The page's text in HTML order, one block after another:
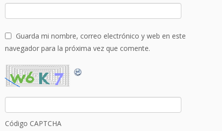
Guarda mi nombre, correo electrónico y web en este
navegador para la próxima vez que comente.
Código CAPTCHA